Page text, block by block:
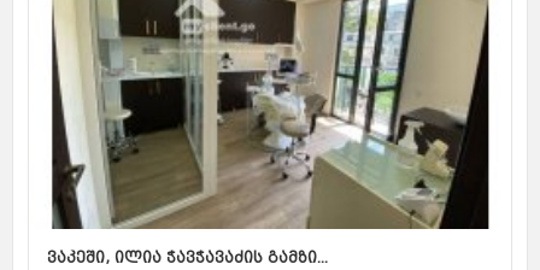
ვაკეში, ილია ჭავჭავაძის გამზი...